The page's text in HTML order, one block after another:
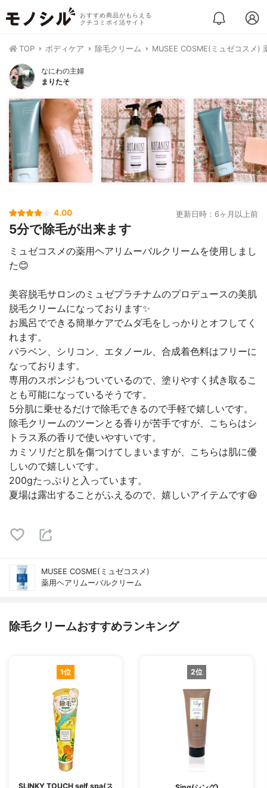
おすすめ商品がもらえる
クチコミポイ活サイト
TOP ボディケア 除毛クリーム MUSEE COSME(ミュゼコスメ)
なにわの主婦
まりたそ
4.00 更新日時：6ヶ月以上前
5分で除毛が出来ます
ミュゼコスメの薬用ヘアリムーバルクリームを使用しまし
た😊
美容脱毛サロンのミュゼプラチナムのプロデュースの美肌
脱毛クリームになっております✨
お風呂でできる簡単ケアでムダ毛をしっかりとオフしてく
れます。
パラベン、シリコン、エタノール、合成着色料はフリーに
なっております。
専用のスポンジもついているので、塗りやすく拭き取るこ
とも可能になっているそうです。
5分肌に乗せるだけで除毛できるので手軽で嬉しいです。
除毛クリームのツーンとる香りが苦手ですが、こちらはシ
トラス系の香りで使いやすいです。
カミソリだと肌を傷つけてしまいますが、こちらは肌に優
しいので嬉しいです。
200gたっぷりと入っています。
夏場は露出することがふえるので、嬉しいアイテムです😆
MUSEE COSME(ミュゼコスメ)
薬用ヘアリムーバルクリーム
除毛クリームおすすめランキング
1位
SLINKY TOUCH self spa(ス
2位